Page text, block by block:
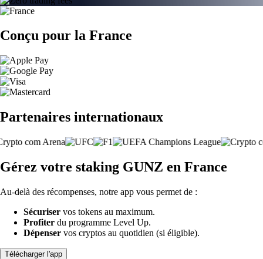
Conçu pour la France
Partenaires internationaux
Gérez votre staking GUNZ en France
Au-delà des récompenses, notre app vous permet de :
Sécuriser vos tokens au maximum.
Profiter du programme Level Up.
Dépenser vos cryptos au quotidien (si éligible).
Télécharger l'app